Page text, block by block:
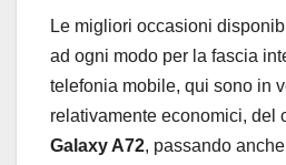
Le migliori occasioni
ad ogni modo per la fascia
telefonia mobile, qui sono in
relativamente economici, del
Galaxy A72, passando